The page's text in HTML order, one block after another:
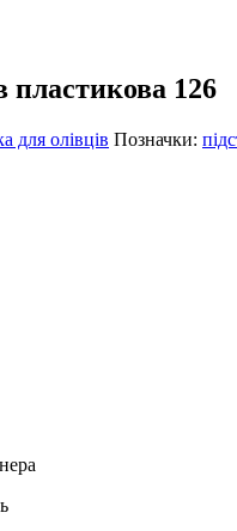
пластикова 126
для олівців Позначки: